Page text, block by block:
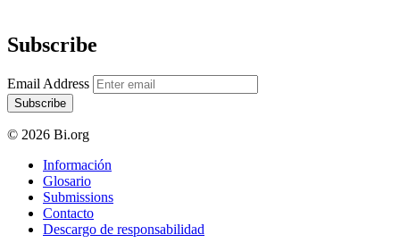
Subscribe
Email Address
Subscribe
© 2026 Bi.org
Información
Glosario
Submissions
Contacto
Descargo de responsabilidad